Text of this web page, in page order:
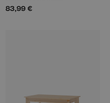
83,99 €